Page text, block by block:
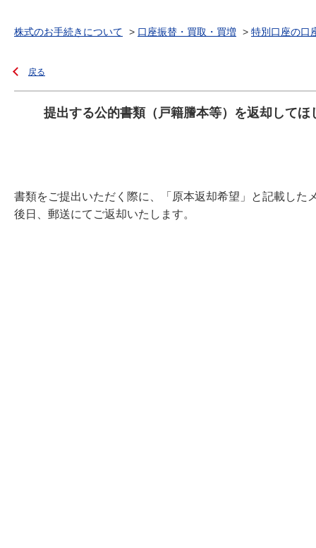
株式のお手続きについて > 口座振替・買取・買増 > 特別口座の口
戻る
提出する公的書類（戸籍謄本等）を返却して
書類をご提出いただく際に、「原本返却希望」と記載した
後日、郵送にてご返却いたします。